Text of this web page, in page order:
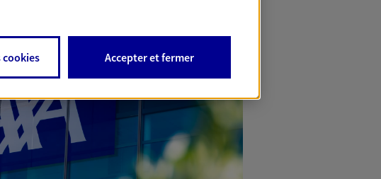
cookies Accepter et fermer